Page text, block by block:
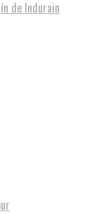
de Indurain